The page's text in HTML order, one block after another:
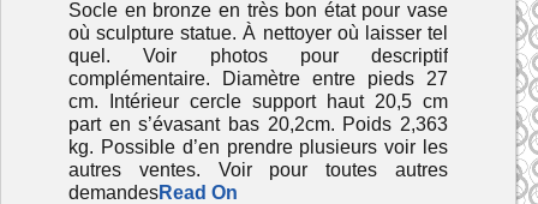
Socle en bronze en très bon état pour vase
où sculpture statue. À nettoyer où laisser tel
quel. Voir photos pour descriptif
complémentaire. Diamètre entre pieds 27
cm. Intérieur cercle support haut 20,5 cm
part en s’évasant bas 20,2cm. Poids 2,363
kg. Possible d’en prendre plusieurs voir les
autres ventes. Voir pour toutes autres
demandesRead On